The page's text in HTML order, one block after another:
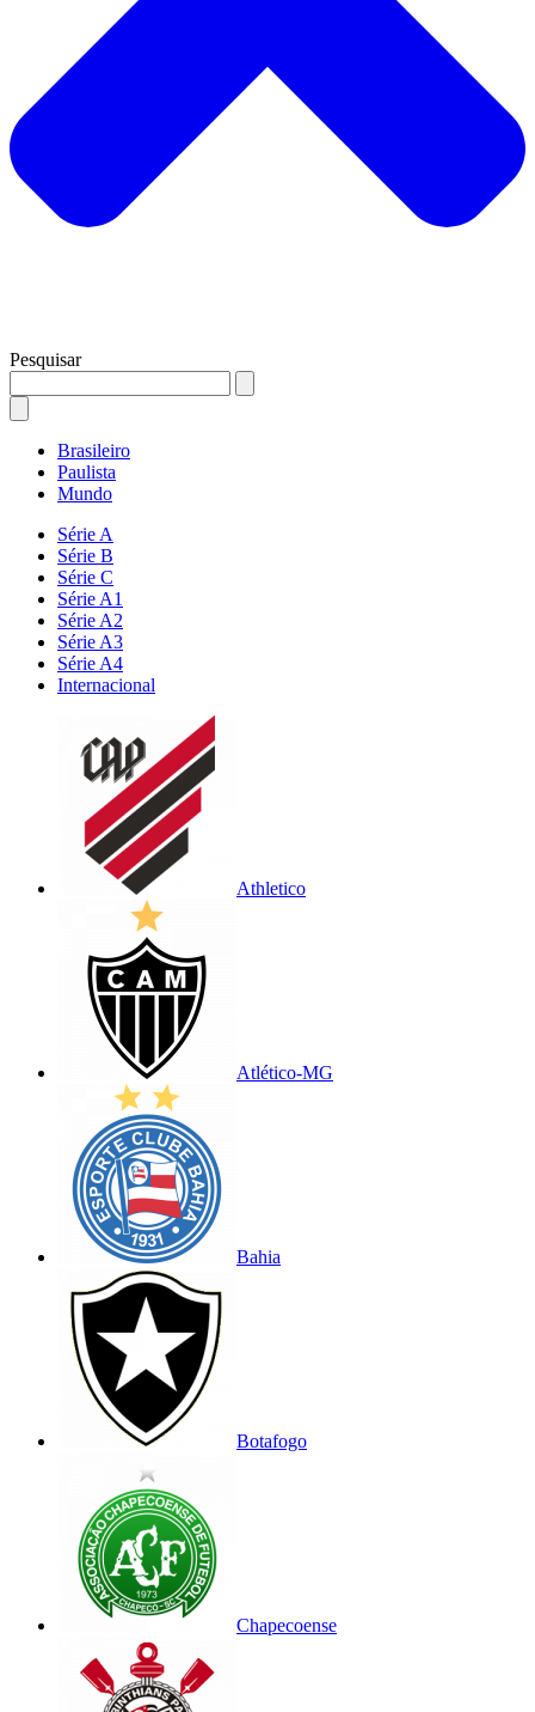
Pesquisar
Brasileiro
Paulista
Mundo
Série A
Série B
Série C
Série A1
Série A2
Série A3
Série A4
Internacional
Athletico
Atlético-MG
Bahia
Botafogo
Chapecoense